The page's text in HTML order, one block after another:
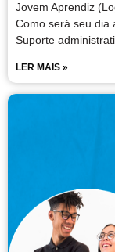
Jovem Aprendiz
Como será seu dia
Suporte
LER MAIS »